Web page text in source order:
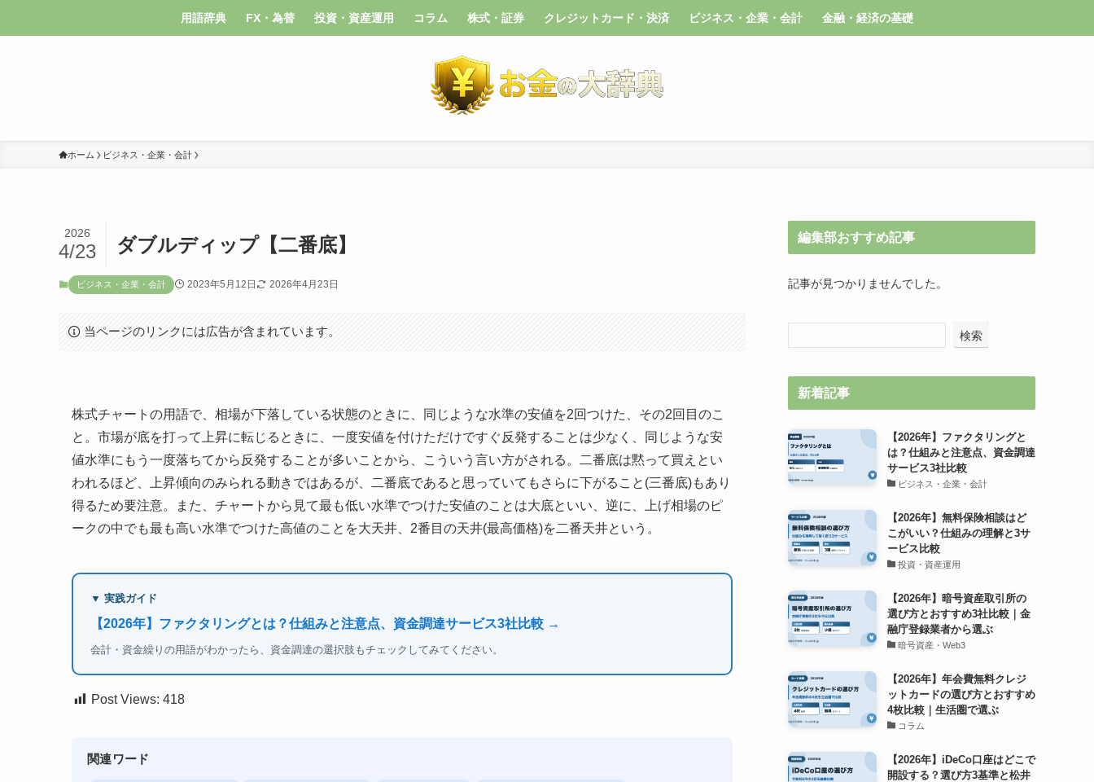
用語辞典 FX・為替 投資・資産運用 コラム 株式・証券 クレジットカード・決済 ビジネス・企業・会計 金融・経済の基礎
ホーム ビジネス・企業・会計
ダブルディップ【二番底】
2026
4/23
ビジネス・企業・会計 2023年5月12日 2026年4月23日
当ページのリンクには広告が含まれています。
株式チャートの用語で、相場が下落している状態のときに、同じような水準の安値を2回つけた、その2回目のこ
と。市場が底を打って上昇に転じるときに、一度安値を付けただけですぐ反発することは少なく、同じような安
値水準にもう一度落ちてから反発することが多いことから、こういう言い方がされる。二番底は黙って買えとい
われるほど、上昇傾向のみられる動きではあるが、二番底であると思っていてもさらに下がること(三番底)もあり
得るため要注意。また、チャートから見て最も低い水準でつけた安値のことは大底といい、逆に、上げ相場のピ
ークの中でも最も高い水準でつけた高値のことを大天井、2番目の天井(最高価格)を二番天井という。
▼ 実践ガイド
【2026年】ファクタリングとは？仕組みと注意点、資金調達サービス3社比較 →
会計・資金繰りの用語がわかったら、資金調達の選択肢もチェックしてみてください。
Post Views: 418
関連ワード
編集部おすすめ記事
記事が見つかりませんでした。
検索
新着記事
【2026年】ファクタリングと
は？仕組みと注意点、資金調達
サービス3社比較
ビジネス・企業・会計
【2026年】無料保険相談はど
こがいい？仕組みの理解と3サ
ービス比較
投資・資産運用
【2026年】暗号資産取引所の
選び方とおすすめ3社比較｜金
融庁登録業者から選ぶ
暗号資産・Web3
【2026年】年会費無料クレジ
ットカードの選び方とおすすめ
4枚比較｜生活圏で選ぶ
コラム
【2026年】iDeCo口座はどこで
開設する？選び方3基準と松井